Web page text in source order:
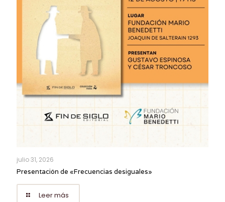
julio 31, 2026
Presentación de «Frecuencias desiguales»
Leer más